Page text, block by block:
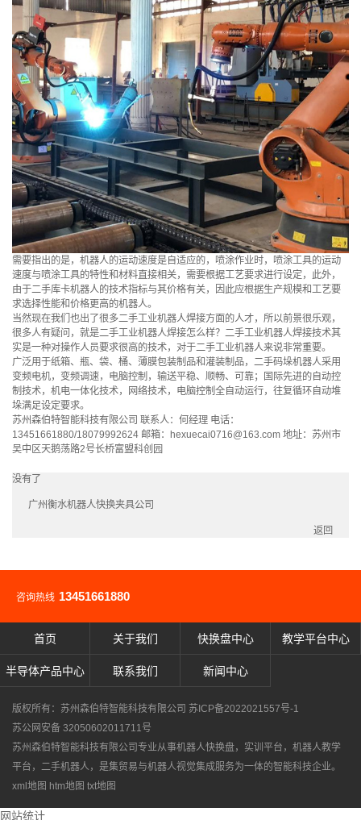
需要指出的是，机器人的运动速度是自适应的，喷涂作业时，喷涂工具的运动
速度与喷涂工具的特性和材料直接相关，需要根据工艺要求进行设定，此外，
由于二手库卡机器人的技术指标与其价格有关，因此应根据生产规模和工艺要
求选择性能和价格更高的机器人。
当然现在我们也出了很多二手工业机器人焊接方面的人才，所以前景很乐观，
很多人有疑问，就是二手工业机器人焊接怎么样？二手工业机器人焊接技术其
实是一种对操作人员要求很高的技术，对于二手工业机器人来说非常重要。
广泛用于纸箱、瓶、袋、桶、薄膜包装制品和灌装制品，二手码垛机器人采用
变频电机，变频调速，电脑控制，输送平稳、顺畅、可靠；国际先进的自动控
制技术，机电一体化技术，网络技术，电脑控制全自动运行，往复循环自动堆
垛满足设定要求。
苏州森伯特智能科技有限公司 联系人：何经理 电话：
13451661880/18079992624 邮箱：hexuecai0716@163.com 地址：苏州市
吴中区天鹅荡路2号长桥富盟科创园
没有了
广州衡水机器人快换夹具公司
返回
咨询热线 13451661880
首页 关于我们 快换盘中心 教学平台中心
半导体产品中心 联系我们 新闻中心
版权所有：苏州森伯特智能科技有限公司 苏ICP备2022021557号-1
苏公网安备 32050602011711号
苏州森伯特智能科技有限公司专业从事机器人快换盘， 实训平台 ， 机器人教学
平台 ， 二手机器人，是集贸易与机器人视觉集成服务为一体的智能科技企业。
xml地图 htm地图 txt地图
网站统计